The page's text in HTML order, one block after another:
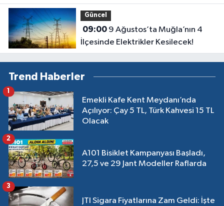
gecikenler dikkat
Güncel
09:009 Ağustos’ta Muğla’nın 4
İlçesinde Elektrikler Kesilecek!
Trend Haberler
Emekli Kafe Kent Meydanı’nda
Açılıyor: Çay 5 TL, Türk Kahvesi 15 TL
Olacak
1
A101 Bisiklet Kampanyası Başladı,
27,5 ve 29 Jant Modeller Raflarda
2
JTI Sigara Fiyatlarına Zam Geldi: İşte
3